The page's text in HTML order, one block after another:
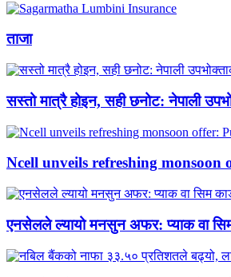
ताजा
सस्तो मात्रै होइन, सही छनोट: नेपाली
Ncell unveils refreshing monsoon
एनसेलले ल्यायो मनसुन अफर: प्याक वा